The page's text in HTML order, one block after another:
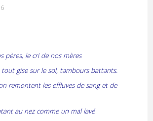
pères, le cri de nos mères
gise sur le sol, tambours battants.
remontent les effluves de sang et de
au nez comme un mal lavé